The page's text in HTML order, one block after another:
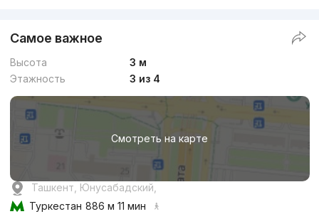
Самое важное
Высота
3 м
Этажность
3 из 4
Смотреть на карте
Ташкент, Юнусабадский,
Туркестан 886 м 11 мин